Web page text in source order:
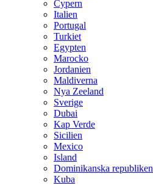
Cypern
Italien
Portugal
Turkiet
Egypten
Marocko
Jordanien
Maldiverna
Nya Zeeland
Sverige
Dubai
Kap Verde
Sicilien
Mexico
Island
Dominikanska republiken
Kuba